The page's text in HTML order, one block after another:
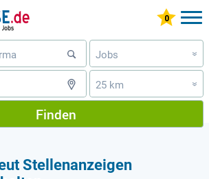
Jobs »
25 km »
Finden
Stellenanzeigen